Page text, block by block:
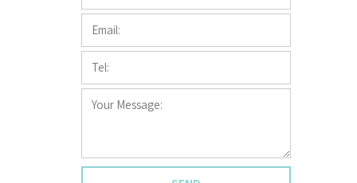
Email:
Tel:
Your